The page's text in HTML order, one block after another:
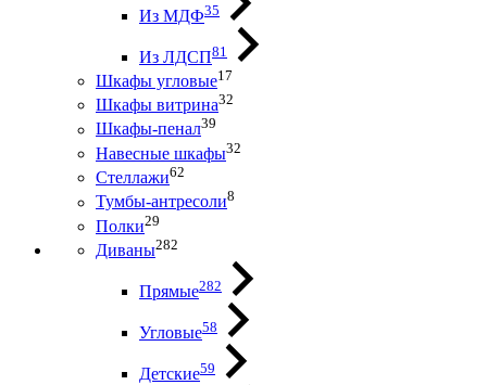
Из МДФ35
Из ЛДСП81
Шкафы угловые17
Шкафы витрина32
Шкафы-пенал39
Навесные шкафы32
Стеллажи62
Тумбы-антресоли8
Полки29
Диваны282
Прямые282
Угловые58
Детские59